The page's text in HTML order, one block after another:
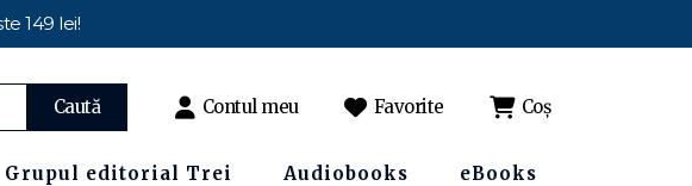
149 lei!
Caută Contul meu Favorite Coș
Grupul editorial Trei Audiobooks eBooks